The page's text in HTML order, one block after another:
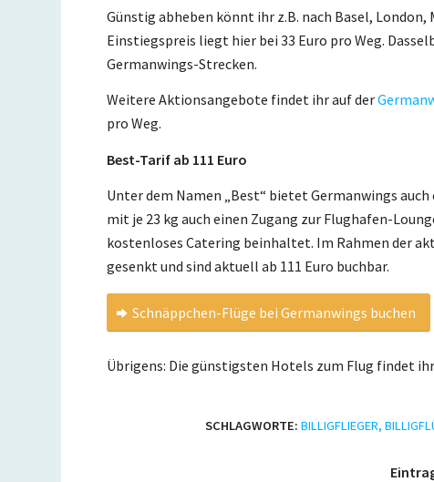
Günstig abheben könnt ihr z.B. nach Basel,
Einstiegspreis liegt hier bei 33 Euro pro Weg.
Germanwings-Strecken.
Weitere Aktionsangebote findet ihr auf der
pro Weg.
Best-Tarif ab 111 Euro
Unter dem Namen „Best“ bietet Germanwings auch
mit je 23 kg auch einen Zugang zur Flughafen-
kostenloses Catering beinhaltet. Im Rahmen der
gesenkt und sind aktuell ab 111 Euro buchbar.
Schnäppchen-Flüge bei Germanwings buchen
Übrigens: Die günstigsten Hotels zum Flug findet
SCHLAGWORTE: BILLIGFLIEGER,